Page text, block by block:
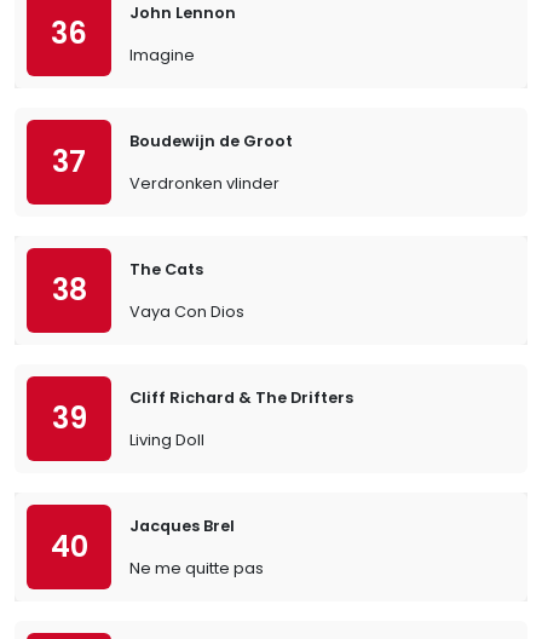
36
John Lennon
Imagine
37
Boudewijn de Groot
Verdronken vlinder
38
The Cats
Vaya Con Dios
39
Cliff Richard & The Drifters
Living Doll
40
Jacques Brel
Ne me quitte pas